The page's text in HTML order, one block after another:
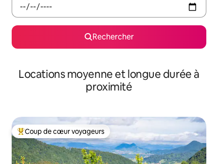
Rechercher
Locations moyenne et longue durée à
proximité
Coups de cœur voyageurs les plus appréciés
Coup de cœur voyageurs